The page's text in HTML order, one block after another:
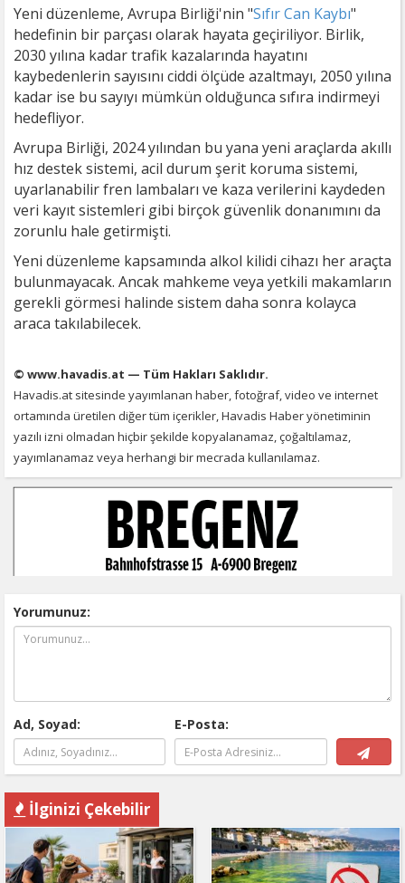
Yeni düzenleme, Avrupa Birliği'nin "Sıfır Can Kaybı"
hedefinin bir parçası olarak hayata geçiriliyor. Birlik,
2030 yılına kadar trafik kazalarında hayatını
kaybedenlerin sayısını ciddi ölçüde azaltmayı, 2050 yılına
kadar ise bu sayıyı mümkün olduğunca sıfıra indirmeyi
hedefliyor.
Avrupa Birliği, 2024 yılından bu yana yeni araçlarda akıllı
hız destek sistemi, acil durum şerit koruma sistemi,
uyarlanabilir fren lambaları ve kaza verilerini kaydeden
veri kayıt sistemleri gibi birçok güvenlik donanımını da
zorunlu hale getirmişti.
Yeni düzenleme kapsamında alkol kilidi cihazı her araçta
bulunmayacak. Ancak mahkeme veya yetkili makamların
gerekli görmesi halinde sistem daha sonra kolayca
araca takılabilecek.
© www.havadis.at — Tüm Hakları Saklıdır.
Havadis.at sitesinde yayımlanan haber, fotoğraf, video ve internet
ortamında üretilen diğer tüm içerikler, Havadis Haber yönetiminin
yazılı izni olmadan hiçbir şekilde kopyalanamaz, çoğaltılamaz,
yayımlanamaz veya herhangi bir mecrada kullanılamaz.
Yorumunuz:
Ad, Soyad: E-Posta:
İlginizi Çekebilir